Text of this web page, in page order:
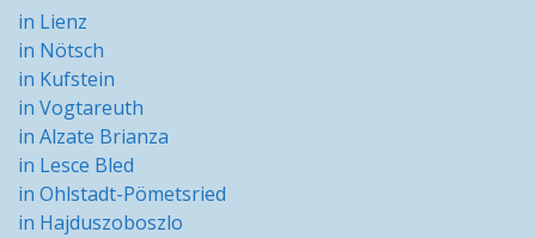
in Lienz
in Nötsch
in Kufstein
in Vogtareuth
in Alzate Brianza
in Lesce Bled
in Ohlstadt-Pömetsried
in Hajduszoboszlo